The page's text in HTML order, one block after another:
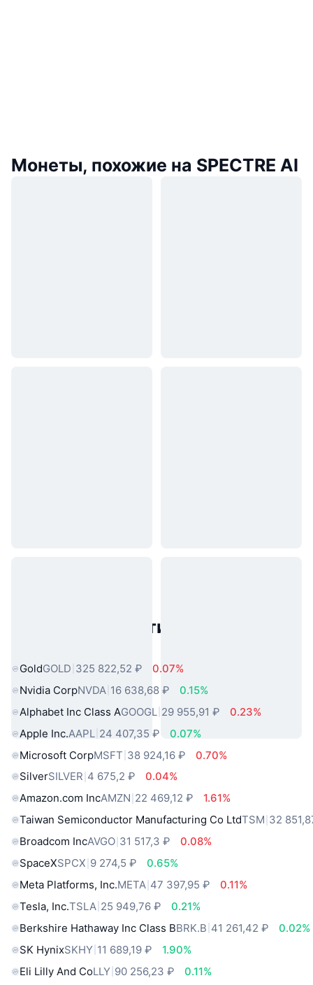
Монеты, похожие на SPECTRE AI
Популярные активы реального
GoldGOLD 325 822,52 ₽
0.07%
Nvidia CorpNVDA 16 638,68 ₽
0.15%
Alphabet Inc Class AGOOGL 29 955,91 ₽
0.23%
Apple Inc.AAPL 24 407,35 ₽
0.07%
Microsoft CorpMSFT 38 924,16 ₽
0.70%
SilverSILVER 4 675,2 ₽
0.04%
Amazon.com IncAMZN 22 469,12 ₽
1.61%
Taiwan Semiconductor Manufacturing Co LtdTSM 32
Broadcom IncAVGO 31 517,3 ₽
0.08%
SpaceXSPCX 9 274,5 ₽
0.65%
Meta Platforms, Inc.META 47 397,95 ₽
0.11%
Tesla, Inc.TSLA 25 949,76 ₽
0.21%
Berkshire Hathaway Inc Class BBRK.B 41 261,42 ₽
0.02%
SK HynixSKHY 11 689,19 ₽
1.90%
Eli Lilly And CoLLY 90 256,23 ₽
0.11%